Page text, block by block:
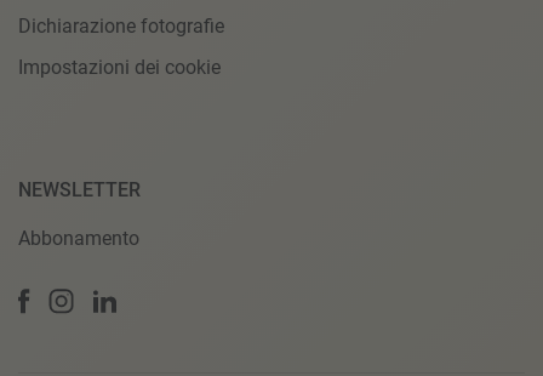
Dichiarazione fotografie
Impostazioni dei cookie
NEWSLETTER
Abbonamento